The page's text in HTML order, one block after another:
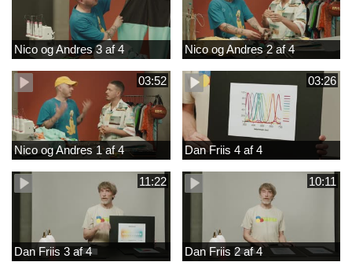
Nico og Andres 3 af 4 Nico og Andres 2 af 4
03:52
Nico og Andres 1 af 4
03:26
Dan Friis 4 af 4
11:22
Dan Friis 3 af 4
10:11
Dan Friis 2 af 4